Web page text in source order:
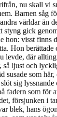
nu skall vi
Barnen såg
världar än
styng gick
hon: visst finns
Hon berättade
levde, där
så ljust och
susade som
sig
fadern som för
försjunken i
blek, hans